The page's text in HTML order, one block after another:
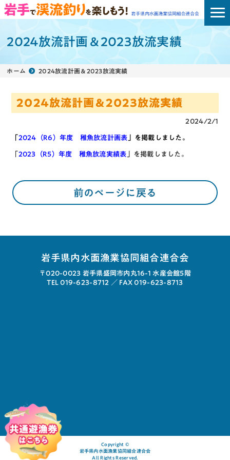
2024放流計画＆2023放流実績
ホーム 2024放流計画＆2023放流実績
2024放流計画＆2023放流実績
2024/2/1
2024（R6）年度 稚魚放流計画表 を掲載しました。
2023（R5）年度 稚魚放流実績表 」を掲載しました。
前のページに戻る
岩手県内水面漁業協同組合連合会
〒020-0023 岩手県盛岡市内丸16-1 水産会館5階
TEL 019-623-8712 ／ FAX 019-623-8713
Copyright ©︎
岩手県内水面漁業協同組合連合会
All Rights Reserved.